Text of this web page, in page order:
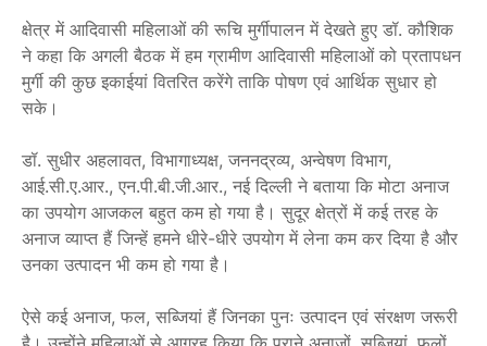
क्षेत्र में आदिवासी महिलाओं की रूचि मुर्गीपालन में देखते हुए डॉ. कौशिक
ने कहा कि अगली बैठक में हम ग्रामीण आदिवासी महिलाओं को प्रतापधन
मुर्गी की कुछ इकाईयां वितरित करेंगे ताकि पोषण एवं आर्थिक सुधार हो
सके।
डॉ. सुधीर अहलावत, विभागाध्यक्ष, जननद्रव्य, अन्वेषण विभाग,
आई.सी.ए.आर., एन.पी.बी.जी.आर., नई दिल्ली ने बताया कि मोटा अनाज
का उपयोग आजकल बहुत कम हो गया है। सुदूर क्षेत्रों में कई तरह के
अनाज व्याप्त हैं जिन्हें हमने धीरे-धीरे उपयोग में लेना कम कर दिया है और
उनका उत्पादन भी कम हो गया है।
ऐसे कई अनाज, फल, सब्जियां हैं जिनका पुनः उत्पादन एवं संरक्षण जरूरी